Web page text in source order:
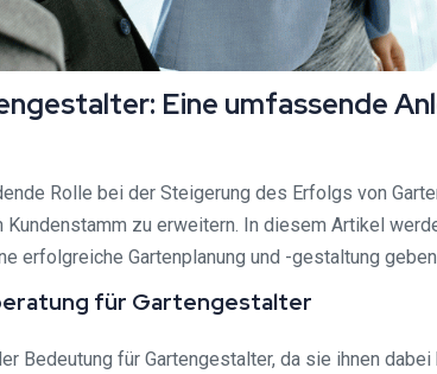
Eine umfassende
Rolle bei der Steigerung des Erfolgs von
zu erweitern. In diesem Artikel
erfolgreiche Gartenplanung und -gestaltung
für Gartengestalter
Bedeutung für Gartengestalter, da sie ihnen